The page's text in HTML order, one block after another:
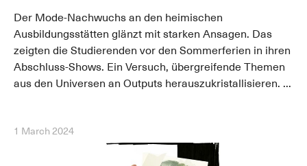
Der Mode-Nachwuchs an den heimischen
Ausbildungsstätten glänzt mit starken Ansagen. Das
zeigten die Studierenden vor den Sommerferien in ihren
Abschluss-Shows. Ein Versuch, übergreifende Themen
aus den Universen an Outputs herauszukristallisieren. ...
1 March 2024